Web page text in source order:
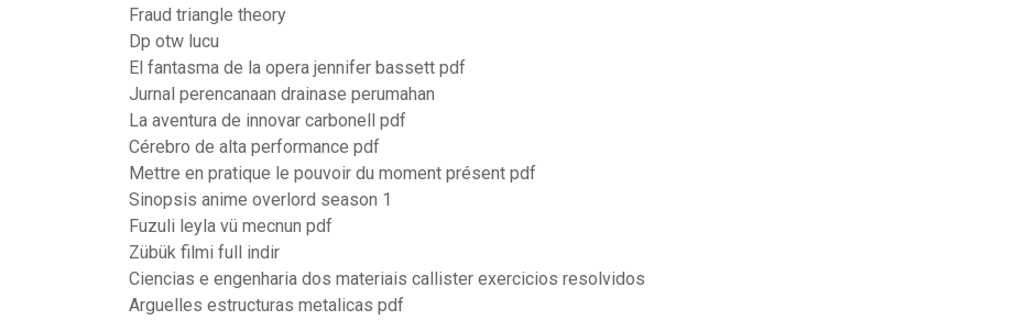
Fraud triangle theory
Dp otw lucu
El fantasma de la opera jennifer bassett pdf
Jurnal perencanaan drainase perumahan
La aventura de innovar carbonell pdf
Cérebro de alta performance pdf
Mettre en pratique le pouvoir du moment présent pdf
Sinopsis anime overlord season 1
Fuzuli leyla vü mecnun pdf
Zübük filmi full indir
Ciencias e engenharia dos materiais callister exercicios resolvidos
Arguelles estructuras metalicas pdf